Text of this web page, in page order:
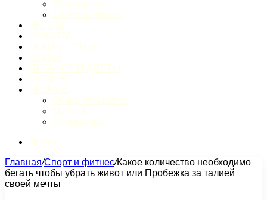
Главная/Спорт и фитнес/Какое количество необходимо
бегать чтобы убрать живот или Пробежка за талией
своей мечты